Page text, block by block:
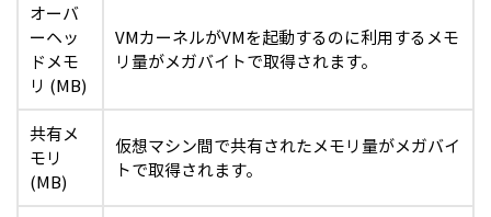
オーバ
ーヘッ
ドメモ
リ (MB)
VMカーネルがVMを起動するのに利用するメモ
リ量がメガバイトで取得されます。
共有メ
モリ
(MB)
仮想マシン間で共有されたメモリ量がメガバイ
トで取得されます。